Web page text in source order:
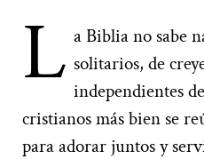
L a Biblia no sabe
solitarios, de
independientes
cristianos más bien se
para adorar juntos y